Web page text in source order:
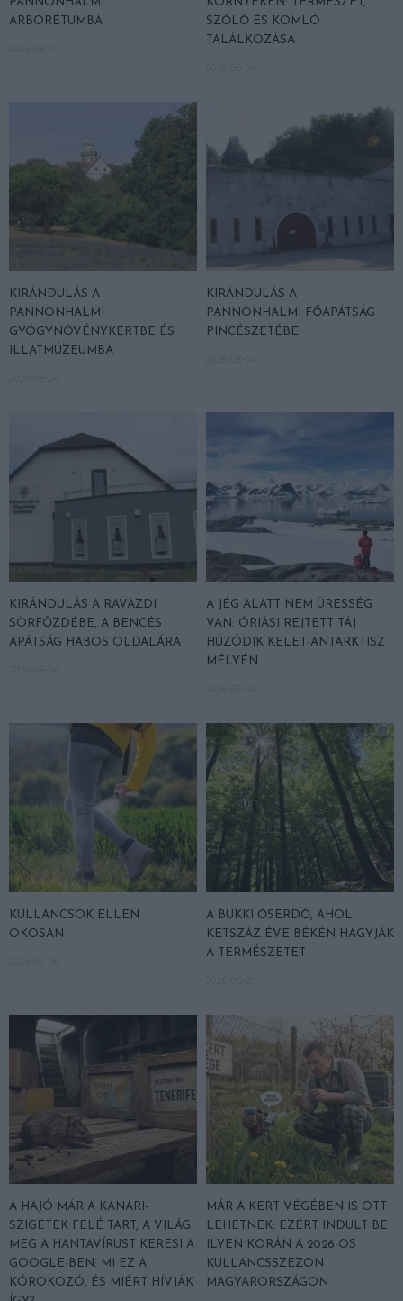
ARBORÉTUMBA
SZŐLŐ ÉS KOMLÓ
TALÁLKOZÁSA
KIRÁNDULÁS A
PANNONHALMI
GYÓGYNÖVÉNYKERTBE ÉS
ILLATMÚZEUMBA
KIRÁNDULÁS A
PANNONHALMI FŐAPÁTSÁG
PINCÉSZETÉBE
KIRÁNDULÁS A RAVAZDI
SÖRFŐZDÉBE, A BENCÉS
APÁTSÁG HABOS OLDALÁRA
A JÉG ALATT NEM ÜRESSÉG
VAN: ÓRIÁSI REJTETT TÁJ
HÚZÓDIK KELET-ANTARKTISZ
MÉLYÉN
KULLANCSOK ELLEN
OKOSAN
A BÜKKI ŐSERDŐ, AHOL
KÉTSZÁZ ÉVE BÉKÉN HAGYJÁK
A TERMÉSZETET
A HAJÓ MÁR A KANÁRI-
SZIGETEK FELÉ TART, A VILÁG
MEG A HANTAVÍRUST KERESI A
GOOGLE-BEN: MI EZ A
KÓROKOZÓ, ÉS MIÉRT HÍVJÁK
MÁR A KERT VÉGÉBEN IS OTT
LEHETNEK: EZÉRT INDULT BE
ILYEN KORÁN A 2026-OS
KULLANCSSZEZON
MAGYARORSZÁGON